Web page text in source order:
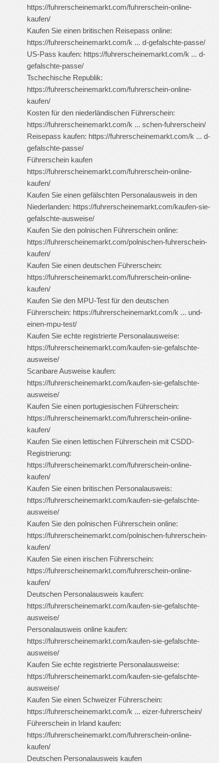
https://fuhrerscheinemarkt.com/fuhrerschein-online-
kaufen/
Kaufen Sie einen britischen Reisepass online:
https://fuhrerscheinemarkt.com/k ... d-gefalschte-passe/
US-Pass kaufen: https://fuhrerscheinemarkt.com/k ... d-
gefalschte-passe/
Tschechische Republik:
https://fuhrerscheinemarkt.com/fuhrerschein-online-
kaufen/
Kosten für den niederländischen Führerschein:
https://fuhrerscheinemarkt.com/k ... schen-fuhrerschein/
Reisepass kaufen: https://fuhrerscheinemarkt.com/k ... d-
gefalschte-passe/
Führerschein kaufen
https://fuhrerscheinemarkt.com/fuhrerschein-online-
kaufen/
Kaufen Sie einen gefälschten Personalausweis in den
Niederlanden: https://fuhrerscheinemarkt.com/kaufen-sie-
gefalschte-ausweise/
Kaufen Sie den polnischen Führerschein online:
https://fuhrerscheinemarkt.com/polnischen-fuhrerschein-
kaufen/
Kaufen Sie einen deutschen Führerschein:
https://fuhrerscheinemarkt.com/fuhrerschein-online-
kaufen/
Kaufen Sie den MPU-Test für den deutschen
Führerschein: https://fuhrerscheinemarkt.com/k ... und-
einen-mpu-test/
Kaufen Sie echte registrierte Personalausweise:
https://fuhrerscheinemarkt.com/kaufen-sie-gefalschte-
ausweise/
Scanbare Ausweise kaufen:
https://fuhrerscheinemarkt.com/kaufen-sie-gefalschte-
ausweise/
Kaufen Sie einen portugiesischen Führerschein:
https://fuhrerscheinemarkt.com/fuhrerschein-online-
kaufen/
Kaufen Sie einen lettischen Führerschein mit CSDD-
Registrierung:
https://fuhrerscheinemarkt.com/fuhrerschein-online-
kaufen/
Kaufen Sie einen britischen Personalausweis:
https://fuhrerscheinemarkt.com/kaufen-sie-gefalschte-
ausweise/
Kaufen Sie den polnischen Führerschein online:
https://fuhrerscheinemarkt.com/polnischen-fuhrerschein-
kaufen/
Kaufen Sie einen irischen Führerschein:
https://fuhrerscheinemarkt.com/fuhrerschein-online-
kaufen/
Deutschen Personalausweis kaufen:
https://fuhrerscheinemarkt.com/kaufen-sie-gefalschte-
ausweise/
Personalausweis online kaufen:
https://fuhrerscheinemarkt.com/kaufen-sie-gefalschte-
ausweise/
Kaufen Sie echte registrierte Personalausweise:
https://fuhrerscheinemarkt.com/kaufen-sie-gefalschte-
ausweise/
Kaufen Sie einen Schweizer Führerschein:
https://fuhrerscheinemarkt.com/k ... eizer-fuhrerschein/
Führerschein in Irland kaufen:
https://fuhrerscheinemarkt.com/fuhrerschein-online-
kaufen/
Deutschen Personalausweis kaufen